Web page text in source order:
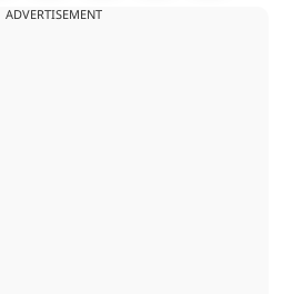
ADVERTISEMENT